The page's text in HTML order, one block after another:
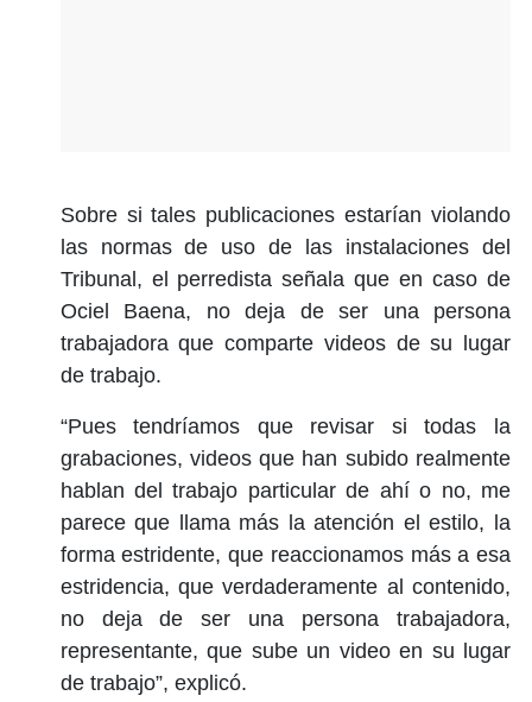
Sobre si tales publicaciones estarían violando
las normas de uso de las instalaciones del
Tribunal, el perredista señala que en caso de
Ociel Baena, no deja de ser una persona
trabajadora que comparte videos de su lugar
de trabajo.
“Pues tendríamos que revisar si todas la
grabaciones, videos que han subido realmente
hablan del trabajo particular de ahí o no, me
parece que llama más la atención el estilo, la
forma estridente, que reaccionamos más a esa
estridencia, que verdaderamente al contenido,
no deja de ser una persona trabajadora,
representante, que sube un video en su lugar
de trabajo”, explicó.